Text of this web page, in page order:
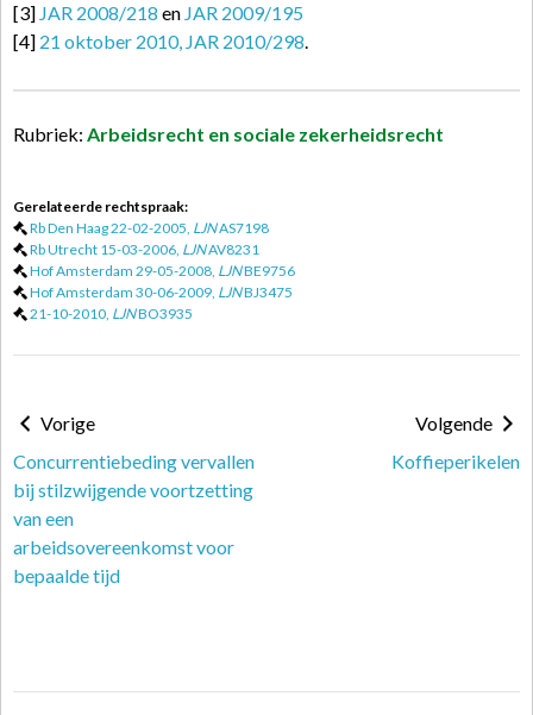
[3] JAR 2008/218 en JAR 2009/195
[4] 21 oktober 2010, JAR 2010/298.
Rubriek: Arbeidsrecht en sociale zekerheidsrecht
Gerelateerde rechtspraak:
Rb Den Haag 22-02-2005, LJNAS7198
Rb Utrecht 15-03-2006, LJNAV8231
Hof Amsterdam 29-05-2008, LJNBE9756
Hof Amsterdam 30-06-2009, LJNBJ3475
21-10-2010, LJNBO3935
Vorige
Concurrentiebeding vervallen
bij stilzwijgende voortzetting
van een
arbeidsovereenkomst voor
bepaalde tijd
Volgende
Koffieperikelen